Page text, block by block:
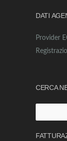
DATI
Provider
CERCA
per: